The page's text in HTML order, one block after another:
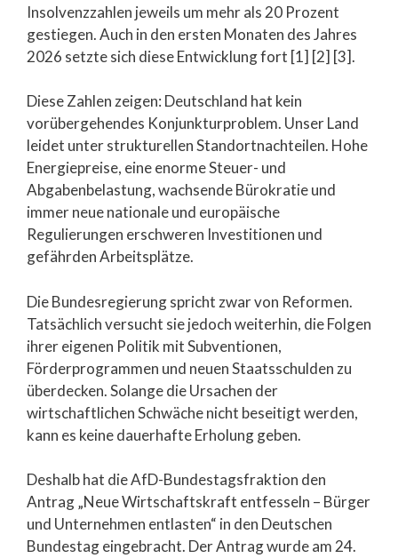
Insolvenzzahlen jeweils um mehr als 20 Prozent
gestiegen. Auch in den ersten Monaten des Jahres
2026 setzte sich diese Entwicklung fort [1] [2] [3].
Diese Zahlen zeigen: Deutschland hat kein
vorübergehendes Konjunkturproblem. Unser Land
leidet unter strukturellen Standortnachteilen. Hohe
Energiepreise, eine enorme Steuer- und
Abgabenbelastung, wachsende Bürokratie und
immer neue nationale und europäische
Regulierungen erschweren Investitionen und
gefährden Arbeitsplätze.
Die Bundesregierung spricht zwar von Reformen.
Tatsächlich versucht sie jedoch weiterhin, die Folgen
ihrer eigenen Politik mit Subventionen,
Förderprogrammen und neuen Staatsschulden zu
überdecken. Solange die Ursachen der
wirtschaftlichen Schwäche nicht beseitigt werden,
kann es keine dauerhafte Erholung geben.
Deshalb hat die AfD-Bundestagsfraktion den
Antrag „Neue Wirtschaftskraft entfesseln – Bürger
und Unternehmen entlasten“ in den Deutschen
Bundestag eingebracht. Der Antrag wurde am 24.